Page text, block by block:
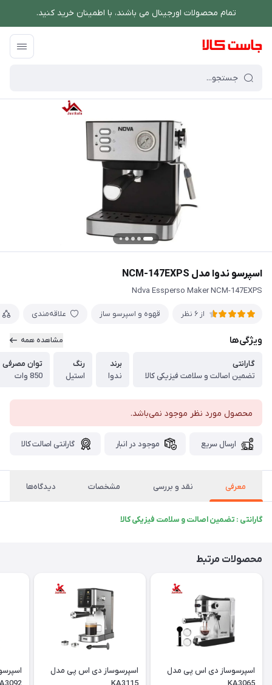
تمام محصولات اورجینال می باشند، با اطمینان خرید کنید.
فروشگاه اینترنتی جاست کالا
اسپرسو ندوا مدل NCM-147EXPS
Ndva Essperso Maker NCM-147EXPS
از 6 نظر قهوه و اسپرسو ساز علاقه‌مندی
ویژگی‌ها مشاهده همه
گارانتی
تضمین اصالت و سلامت فیزیکی کالا
برند
ندوا
رنگ
استیل
توان مصرفی
850 وات
محصول مورد نظر موجود نمی‌باشد.
ارسال سریع موجود در انبار گارانتی اصالت کالا
معرفی نقد و بررسی مشخصات دیدگاه‌ها
گارانتی : تضمین اصالت و سلامت فیزیکی کالا
محصولات مرتبط
اسپرسوساز دی اس پی مدل
اسپرسوساز دی اس پی مدل